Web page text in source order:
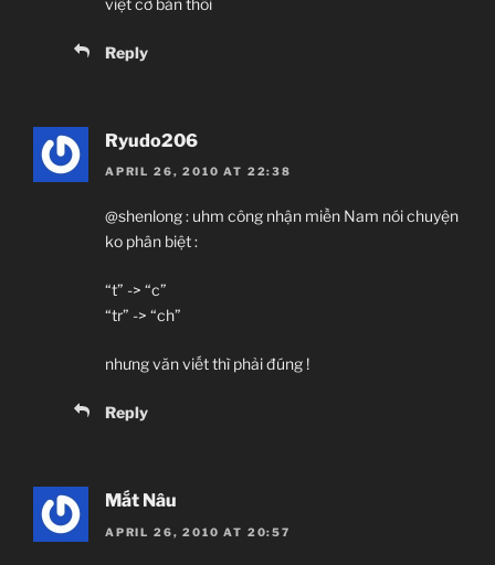
việt cơ bản thôi
Reply
Ryudo206
APRIL 26, 2010 AT 22:38
@shenlong : uhm công nhận miền Nam nói chuyện
ko phân biệt :
“t” -> “c”
“tr” -> “ch”
nhưng văn viết thì phải đúng !
Reply
Mắt Nâu
APRIL 26, 2010 AT 20:57